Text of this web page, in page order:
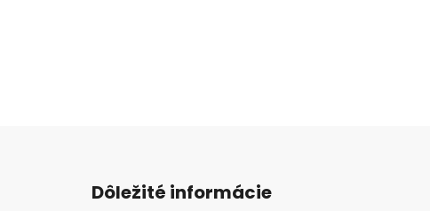
Dôležité informácie